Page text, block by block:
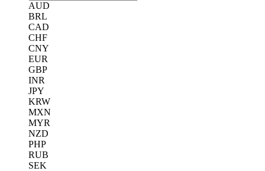
AUD
BRL
CAD
CHF
CNY
EUR
GBP
INR
JPY
KRW
MXN
MYR
NZD
PHP
RUB
SEK